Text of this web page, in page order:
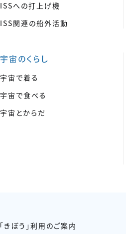
ISSへの打上げ機
ISS関連の船外活動
宇宙のくらし
宇宙で着る
宇宙で食べる
宇宙とからだ
「きぼう」利用のご案内